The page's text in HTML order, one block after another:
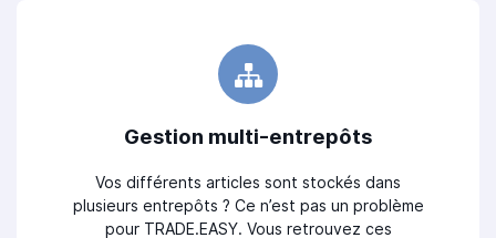
Gestion multi-entrepôts
Vos différents articles sont stockés dans
plusieurs entrepôts ? Ce n’est pas un problème
pour TRADE.EASY. Vous retrouvez ces